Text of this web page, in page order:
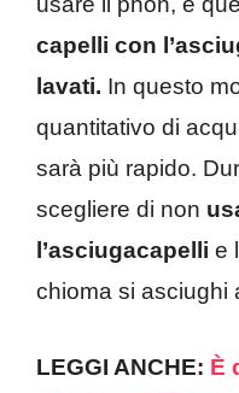
capelli con
lavati. In questo
quantitativo di
sarà più rapido.
scegliere di non
l’asciugacapelli e
chioma si asciughi
LEGGI ANCHE: È